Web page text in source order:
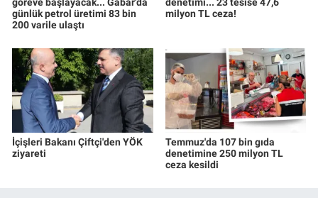
günlük petrol üretimi 83 bin
200 varile ulaştı
milyon TL ceza!
İçişleri Bakanı Çiftçi'den YÖK
ziyareti
Temmuz'da 107 bin gıda
denetimine 250 milyon TL
ceza kesildi